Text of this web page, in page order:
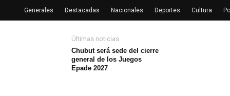
Últimas noticias
Chubut será sede del cierre
general de los Juegos
Epade 2027
Generales Destacadas Nacionales Deportes Cultura